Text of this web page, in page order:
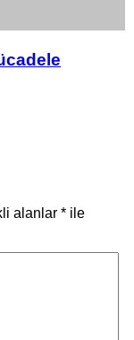
alanlar * ile